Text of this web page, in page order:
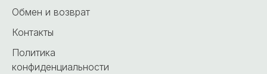
Обмен и возврат
Контакты
Политика
конфиденциальности